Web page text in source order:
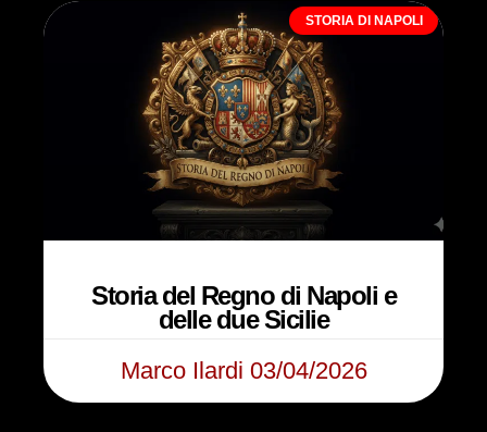
STORIA DI NAPOLI
Storia del Regno di Napoli e
delle due Sicilie
Marco Ilardi 03/04/2026